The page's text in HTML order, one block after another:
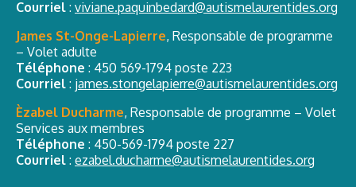
Courriel : viviane.paquinbedard@autismelaurentides.org
James St-Onge-Lapierre, Responsable de programme
– Volet adulte
Téléphone : 450 569-1794 poste 223
Courriel : james.stongelapierre@autismelaurentides.org
Èzabel Ducharme, Responsable de programme – Volet
Services aux membres
Téléphone : 450-569-1794 poste 227
Courriel : ezabel.ducharme@autismelaurentides.org